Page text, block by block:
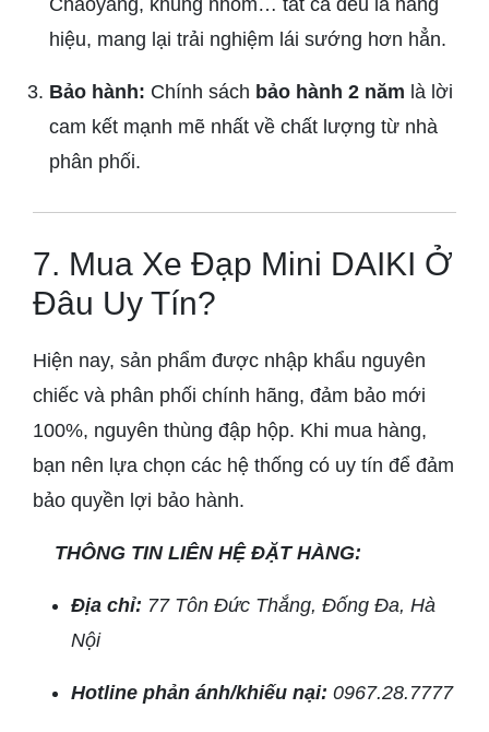
hiệu, mang lại trải nghiệm lái sướng hơn hẳn.
Bảo hành: Chính sách bảo hành 2 năm là lời
cam kết mạnh mẽ nhất về chất lượng từ nhà
phân phối.
7. Mua Xe Đạp Mini DAIKI Ở
Đâu Uy Tín?
Hiện nay, sản phẩm được nhập khẩu nguyên
chiếc và phân phối chính hãng, đảm bảo mới
100%, nguyên thùng đập hộp. Khi mua hàng,
bạn nên lựa chọn các hệ thống có uy tín để đảm
bảo quyền lợi bảo hành.
THÔNG TIN LIÊN HỆ ĐẶT HÀNG:
Địa chỉ: 77 Tôn Đức Thắng, Đống Đa, Hà
Nội
Hotline phản ánh/khiếu nại: 0967.28.7777